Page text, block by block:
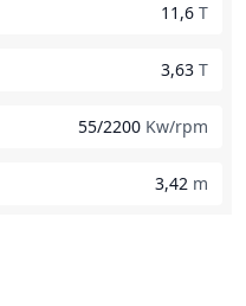
11,6 T
3,63 T
55/2200 Kw/rpm
3,42 m